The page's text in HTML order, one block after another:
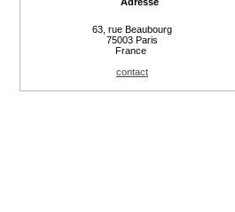
63, rue Beaubourg
75003 Paris
France
contact